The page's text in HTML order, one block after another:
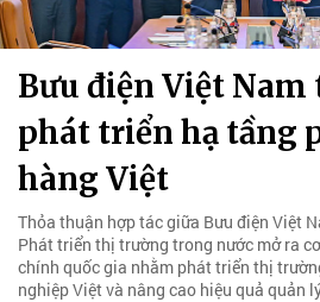
Bưu điện Việt
phát triển hạ tầng
hàng Việt
Thỏa thuận hợp tác giữa Bưu điện Việt
Phát triển thị trường trong nước mở ra
chính quốc gia nhằm phát triển thị
nghiệp Việt và nâng cao hiệu quả quản